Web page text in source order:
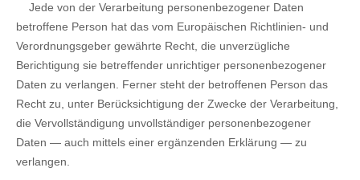
Jede von der Verarbeitung personenbezogener Daten
betroffene Person hat das vom Europäischen Richtlinien- und
Verordnungsgeber gewährte Recht, die unverzügliche
Berichtigung sie betreffender unrichtiger personenbezogener
Daten zu verlangen. Ferner steht der betroffenen Person das
Recht zu, unter Berücksichtigung der Zwecke der Verarbeitung,
die Vervollständigung unvollständiger personenbezogener
Daten — auch mittels einer ergänzenden Erklärung — zu
verlangen.